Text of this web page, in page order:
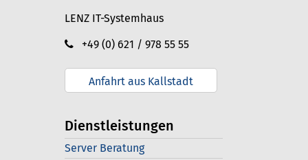
LENZ IT-Systemhaus
+49 (0) 621 / 978 55 55
Anfahrt aus Kallstadt
Dienstleistungen
Server Beratung